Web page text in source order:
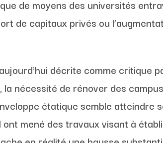
de moyens des universités
de capitaux privés ou
décrite comme critique
la nécessité de rénover des
étatique semble atteindre
mené des travaux visant à